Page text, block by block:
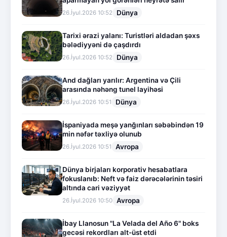
26.İyul.2026 10:52 Dünya
Tarixi ərazi yalanı: Turistləri aldadan şəxs
bələdiyyəni də çaşdırdı
26.İyul.2026 10:52 Dünya
And dağları yarılır: Argentina və Çili
arasında nəhəng tunel layihəsi
26.İyul.2026 10:51 Dünya
İspaniyada meşə yanğınları səbəbindən 19
min nəfər təxliyə olunub
26.İyul.2026 10:51 Avropa
Dünya birjaları korporativ hesabatlara
fokuslanıb: Neft və faiz dərəcələrinin təsiri
altında cari vəziyyət
26.İyul.2026 10:50 Avropa
İbay Llanosun "La Velada del Año 6" boks
gecəsi rekordları alt-üst etdi